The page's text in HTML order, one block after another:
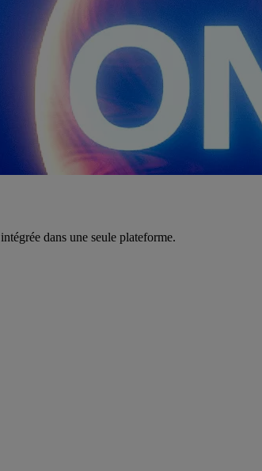
dans une seule plateforme.